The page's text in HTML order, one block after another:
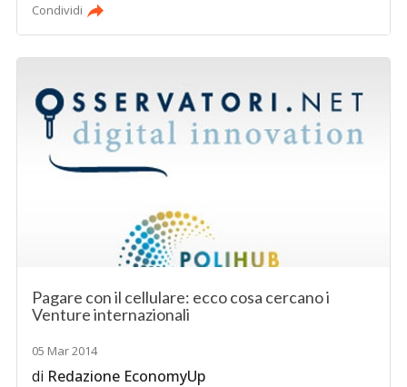
Condividi
Pagare con il cellulare: ecco cosa cercano i
Venture internazionali
05 Mar 2014
di Redazione EconomyUp